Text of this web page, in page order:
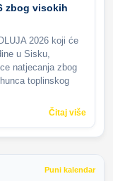
zbog visokih
2026 koji će
u Sisku,
natjecanja zbog
toplinskog
Čitaj više
Puni kalendar